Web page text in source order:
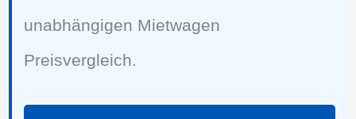
unabhängigen Mietwagen
Preisvergleich.